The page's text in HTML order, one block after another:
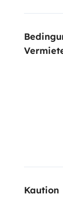
Kaution